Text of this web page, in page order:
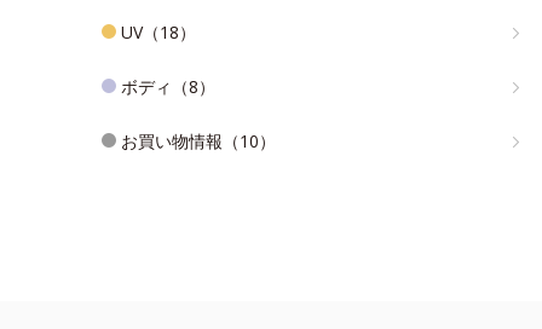
UV（18）
ボディ（8）
お買い物情報（10）